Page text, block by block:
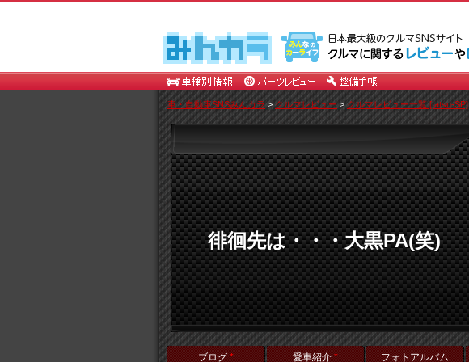
車・自動車SNSみんカラ> クルマレビュー >クルマレビュー一覧 [tatsu-SP]
徘徊先は・・・大黒PA(笑)
ブログ * 愛車紹介 * フォトアルバム